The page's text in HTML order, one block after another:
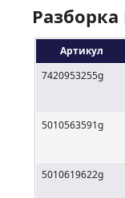
Артикул
7420953255g
5010563591g
5010619622g